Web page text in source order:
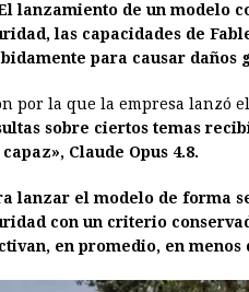
o
o
n
g
r
A
p
d
s
r
e
t
lanzamiento de un modelo
las capacidades de
para causar daños
por la que la empresa lanzó
sobre ciertos temas
Claude Opus 4.8.
lanzar el modelo de forma
con un criterio
en promedio, en menos